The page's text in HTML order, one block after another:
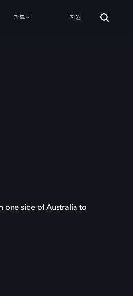
파트너 지원
one side of Australia to